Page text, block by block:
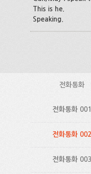
This is he.
Speaking.
전화통화
전화통화 001
전화통화 002
전화통화 003